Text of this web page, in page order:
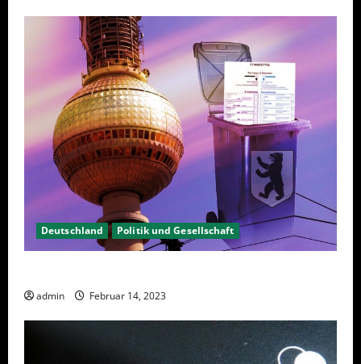
Deutschland Politik und Gesellschaft
admin Februar 14, 2023